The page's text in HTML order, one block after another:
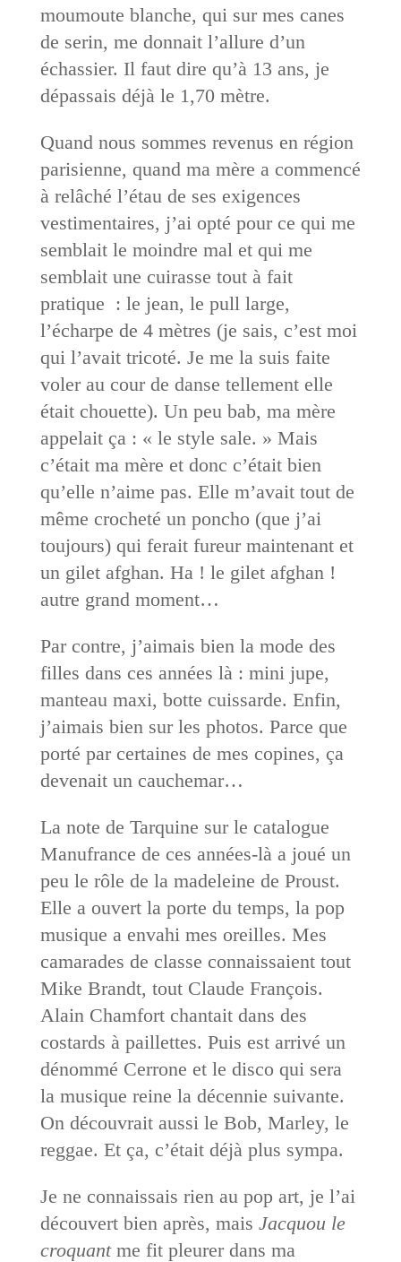
moumoute blanche, qui sur mes canes
de serin, me donnait l’allure d’un
échassier. Il faut dire qu’à 13 ans, je
dépassais déjà le 1,70 mètre.
Quand nous sommes revenus en région
parisienne, quand ma mère a commencé
à relâché l’étau de ses exigences
vestimentaires, j’ai opté pour ce qui me
semblait le moindre mal et qui me
semblait une cuirasse tout à fait
pratique : le jean, le pull large,
l’écharpe de 4 mètres (je sais, c’est moi
qui l’avait tricoté. Je me la suis faite
voler au cour de danse tellement elle
était chouette). Un peu bab, ma mère
appelait ça : « le style sale. » Mais
c’était ma mère et donc c’était bien
qu’elle n’aime pas. Elle m’avait tout de
même crocheté un poncho (que j’ai
toujours) qui ferait fureur maintenant et
un gilet afghan. Ha ! le gilet afghan !
autre grand moment…
Par contre, j’aimais bien la mode des
filles dans ces années là : mini jupe,
manteau maxi, botte cuissarde. Enfin,
j’aimais bien sur les photos. Parce que
porté par certaines de mes copines, ça
devenait un cauchemar…
La note de Tarquine sur le catalogue
Manufrance de ces années-là a joué un
peu le rôle de la madeleine de Proust.
Elle a ouvert la porte du temps, la pop
musique a envahi mes oreilles. Mes
camarades de classe connaissaient tout
Mike Brandt, tout Claude François.
Alain Chamfort chantait dans des
costards à paillettes. Puis est arrivé un
dénommé Cerrone et le disco qui sera
la musique reine la décennie suivante.
On découvrait aussi le Bob, Marley, le
reggae. Et ça, c’était déjà plus sympa.
Je ne connaissais rien au pop art, je l’ai
découvert bien après, mais Jacquou le
croquantme fit pleurer dans ma